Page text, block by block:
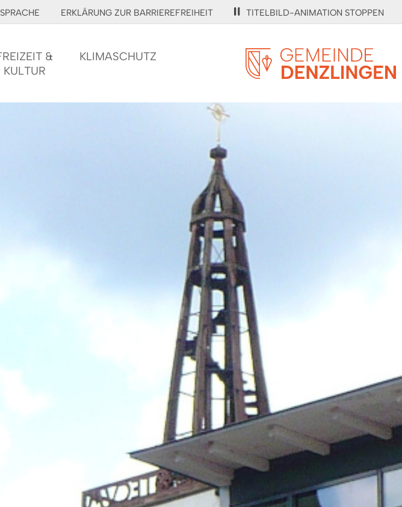
ERKLÄRUNG ZUR BARRIEREFREIHEIT TITELBILD-ANIMATION STOPPEN
&
KULTUR
KLIMASCHUTZ